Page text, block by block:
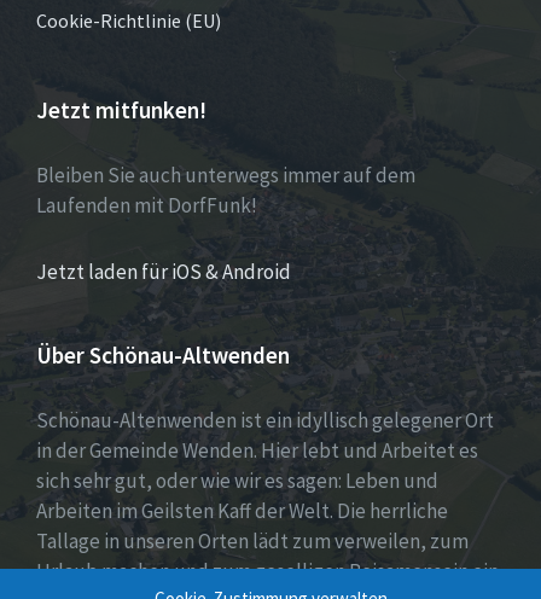
Cookie-Richtlinie (EU)
Jetzt mitfunken!
Bleiben Sie auch unterwegs immer auf dem
Laufenden mit DorfFunk!
Jetzt laden für iOS & Android
Über Schönau-Altwenden
Schönau-Altenwenden ist ein idyllisch gelegener Ort
in der Gemeinde Wenden. Hier lebt und Arbeitet es
sich sehr gut, oder wie wir es sagen: Leben und
Arbeiten im Geilsten Kaff der Welt. Die herrliche
Tallage in unseren Orten lädt zum verweilen, zum
Urlaub machen und zum geselligen Beisamensein ein.